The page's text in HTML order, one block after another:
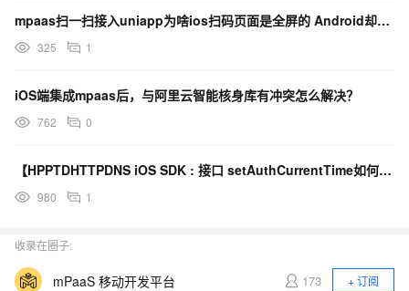
mpaas扫一扫接入uniapp为啥ios扫码页面是全屏的 Android却不是全屏的？
325 1
iOS端集成mpaas后，与阿里云智能核身库有冲突怎么解决？
762 0
【HPPTDHTTPDNS iOS SDK : 接口 setAuthCurrentTime如何使用？
980 1
收录在圈子:
mPaaS 移动开发平台 173 + 订阅